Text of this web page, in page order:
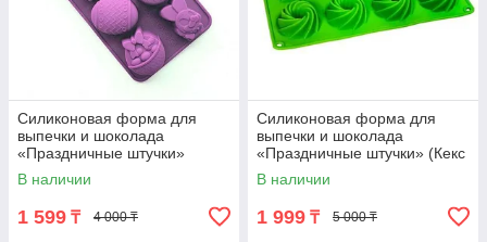
Силиконовая форма для
выпечки и шоколада
«Праздничные штучки»
(Пасхальный кролик)
В наличии
1 599 ₸ 4 000 ₸
Силиконовая форма для
выпечки и шоколада
«Праздничные штучки» (Кекс
фигурный)
В наличии
1 999 ₸ 5 000 ₸